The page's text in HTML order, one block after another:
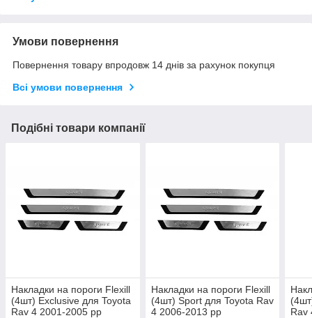
Умови повернення
Повернення товару впродовж 14 днів за рахунок покупця
Всі умови повернення
Подібні товари компанії
Накладки на пороги Flexill
(4шт) Exclusive для Toyota
Rav 4 2001-2005 рр
Накладки на пороги Flexill
(4шт) Sport для Toyota Rav
4 2006-2013 рр
Rav